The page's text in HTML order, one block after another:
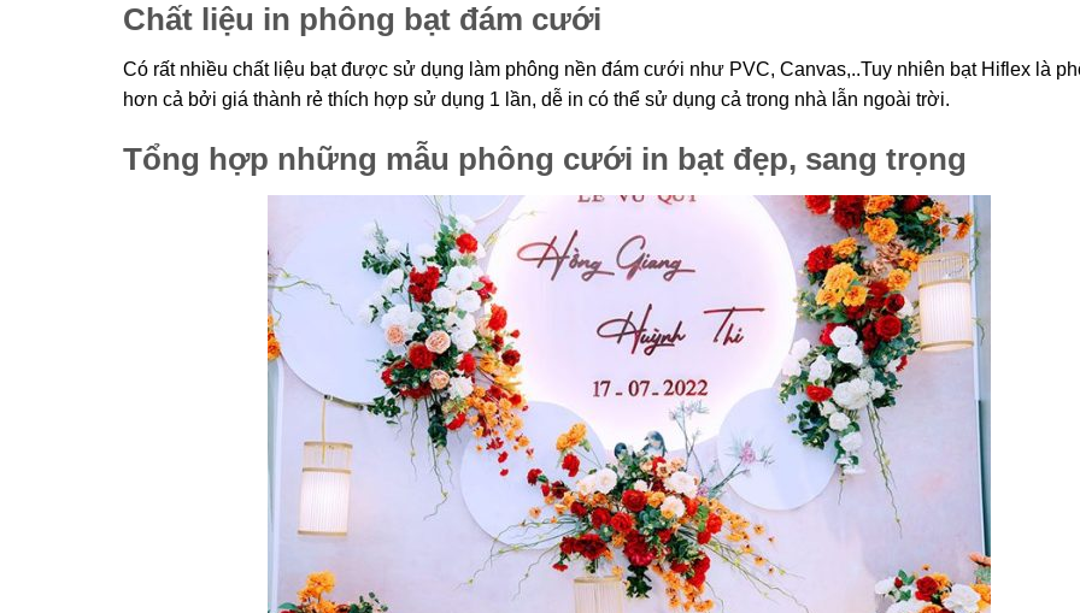
Chất liệu in phông bạt đám cưới
Có rất nhiều chất liệu bạt được sử dụng làm phông nền đám cưới như PVC, Canvas,..Tuy nhiên bạt Hiflex là
hơn cả bởi giá thành rẻ thích hợp sử dụng 1 lần, dễ in có thể sử dụng cả trong nhà lẫn ngoài trời.
Tổng hợp những mẫu phông cưới in bạt đẹp, sang trọng